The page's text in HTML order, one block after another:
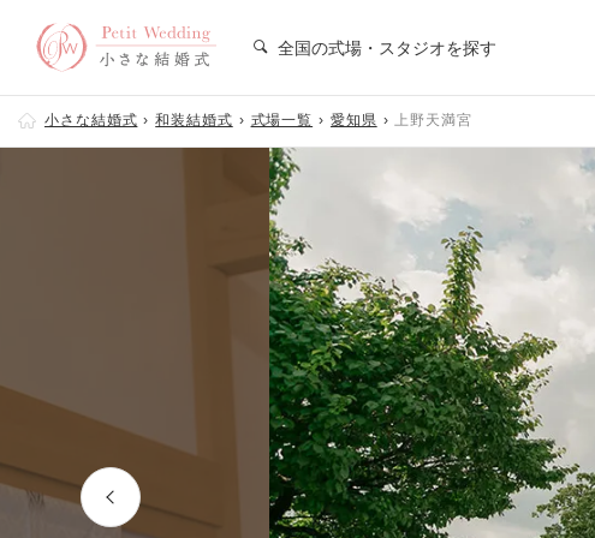
全国の式場・スタジオを探す
小さな結婚式 和装結婚式 式場一覧 愛知県 上野天満宮